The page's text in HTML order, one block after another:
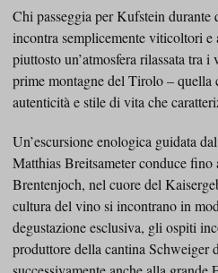
Chi passeggia per Kufstein durante
incontra semplicemente viticoltori e
piuttosto un’atmosfera rilassata tra
prime montagne del Tirolo – quella
autenticità e stile di vita che
Un’escursione enologica guidata
Matthias Breitsameter conduce fino
Brentenjoch, nel cuore del
cultura del vino si incontrano in
degustazione esclusiva, gli ospiti
produttore della cantina Schweiger